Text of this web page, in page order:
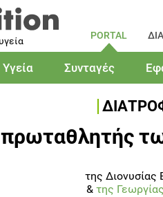
PORTAL
Υγεία Συνταγές
πρωταθλητής
της Διονυσίας
& της